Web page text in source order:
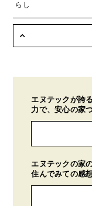
らし
エヌテックが誇
力で、安心の家
エヌテックの家
住んでみての感